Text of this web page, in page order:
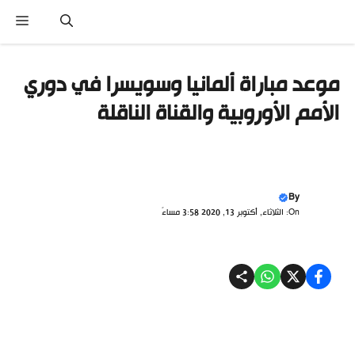
موعد مباراة ألمانيا وسويسرا في دوري
الأمم الأوروبية والقناة الناقلة
By
On: الثلاثاء, أكتوبر 13, 2020 3:58 مساءً